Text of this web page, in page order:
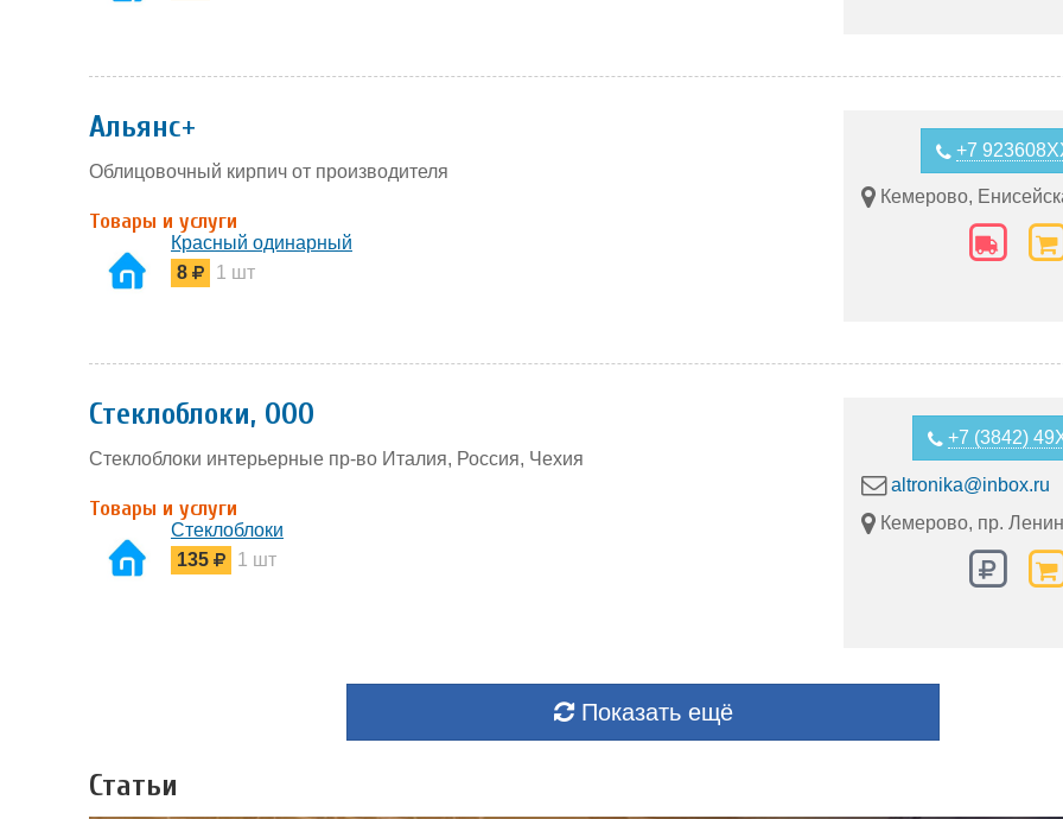
Альянс+
Облицовочный кирпич от производителя
Товары и услуги
Красный одинарный
8
1 шт
+7
Кемерово,
Стеклоблоки, ООО
Стеклоблоки интерьерные пр-во Италия, Россия, Чехия
Товары и услуги
Стеклоблоки
135
1 шт
+7 (3842)
altronika@inbox.ru
Кемерово, пр.
Показать ещё
Статьи